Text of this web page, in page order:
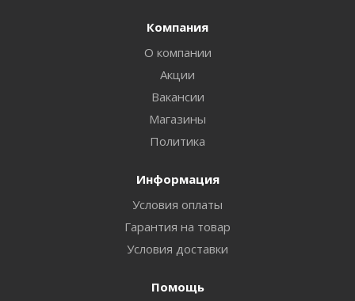
Компания
О компании
Акции
Вакансии
Магазины
Политика
Информация
Условия оплаты
Гарантия на товар
Условия доставки
Помощь